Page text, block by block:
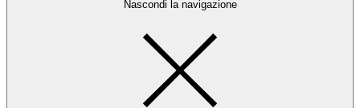
Nascondi la navigazione